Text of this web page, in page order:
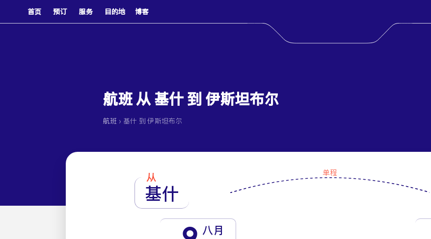
首页 预订 服务 目的地 博客
航班 从 基什 到 伊斯坦布尔
航班 › 基什 到 伊斯坦布尔
从
基什
单程
八月